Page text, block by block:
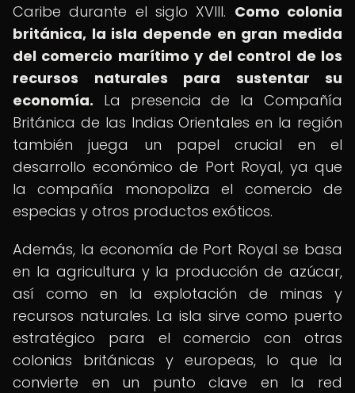
Caribe durante el siglo XVIII. Como colonia
británica, la isla depende en gran medida
del comercio marítimo y del control de los
recursos naturales para sustentar su
economía. La presencia de la Compañía
Británica de las Indias Orientales en la región
también juega un papel crucial en el
desarrollo económico de Port Royal, ya que
la compañía monopoliza el comercio de
especias y otros productos exóticos.
Además, la economía de Port Royal se basa
en la agricultura y la producción de azúcar,
así como en la explotación de minas y
recursos naturales. La isla sirve como puerto
estratégico para el comercio con otras
colonias británicas y europeas, lo que la
convierte en un punto clave en la red